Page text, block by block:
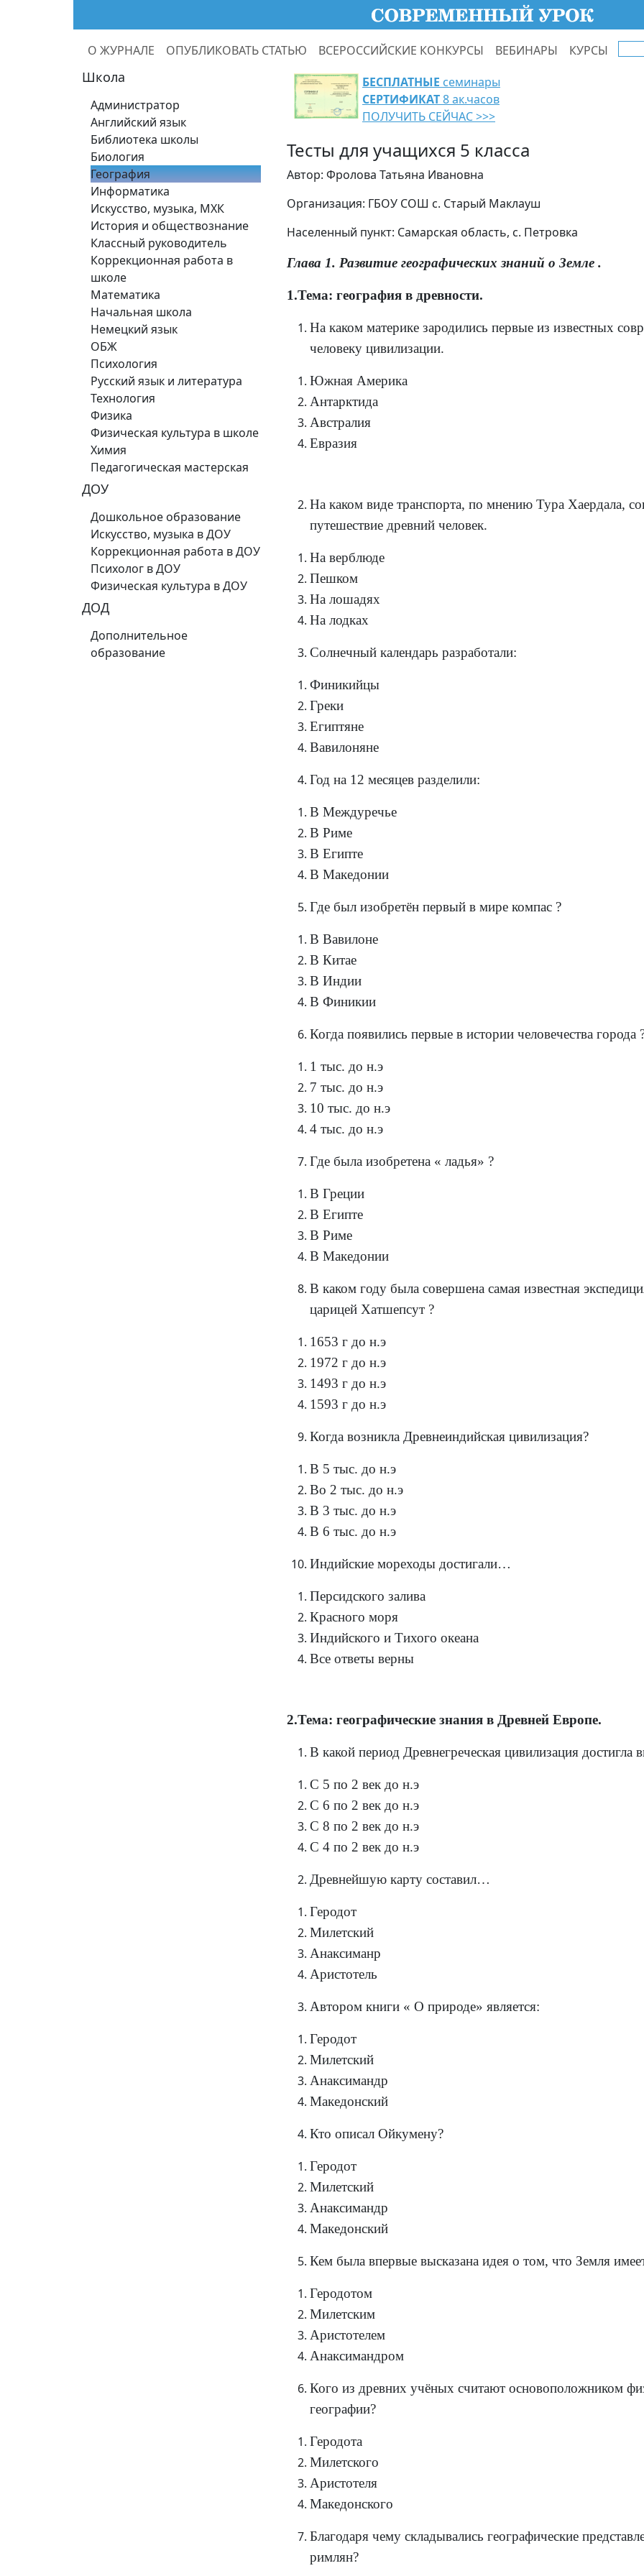
О ЖУРНАЛЕ ОПУБЛИКОВАТЬ СТАТЬЮ ВСЕРОССИЙСКИЕ КОНКУРСЫ ВЕБИНАРЫ КУРСЫ
Школа
Администратор
Английский язык
Библиотека школы
Биология
География
Информатика
Искусство, музыка, МХК
История и обществознание
Классный руководитель
Коррекционная работа в
школе
Математика
Начальная школа
Немецкий язык
ОБЖ
Психология
Русский язык и литература
Технология
Физика
Физическая культура в школе
Химия
Педагогическая мастерская
ДОУ
Дошкольное образование
Искусство, музыка в ДОУ
Коррекционная работа в ДОУ
Психолог в ДОУ
Физическая культура в ДОУ
ДОД
Дополнительное
образование
БЕСПЛАТНЫЕ семинары
СЕРТИФИКАТ8 ак.часов
ПОЛУЧИТЬ СЕЙЧАС >>>
Тесты для учащихся 5 класса
Автор: Фролова Татьяна Ивановна
Организация: ГБОУ СОШ с. Старый Маклауш
Населенный пункт: Самарская область, с. Петровка
Глава 1. Развитие географических знаний о Земле .
1.Тема: география в древности.
На каком материке зародились первые из известных
человеку цивилизации.
Южная Америка
Антарктида
Австралия
Евразия
На каком виде транспорта, по мнению Тура Хаердала,
путешествие древний человек.
На верблюде
Пешком
На лошадях
На лодках
Солнечный календарь разработали:
Финикийцы
Греки
Египтяне
Вавилоняне
Год на 12 месяцев разделили:
В Междуречье
В Риме
В Египте
В Македонии
Где был изобретён первый в мире компас ?
В Вавилоне
В Китае
В Индии
В Финикии
Когда появились первые в истории человечества города
1 тыс. до н.э
7 тыс. до н.э
10 тыс. до н.э
4 тыс. до н.э
Где была изобретена « ладья» ?
В Греции
В Египте
В Риме
В Македонии
В каком году была совершена самая известная
царицей Хатшепсут ?
1653 г до н.э
1972 г до н.э
1493 г до н.э
1593 г до н.э
Когда возникла Древнеиндийская цивилизация?
В 5 тыс. до н.э
Во 2 тыс. до н.э
В 3 тыс. до н.э
В 6 тыс. до н.э
Индийские мореходы достигали…
Персидского залива
Красного моря
Индийского и Тихого океана
Все ответы верны
2.Тема: географические знания в Древней Европе.
В какой период Древнегреческая цивилизация достигла
С 5 по 2 век до н.э
С 6 по 2 век до н.э
С 8 по 2 век до н.э
С 4 по 2 век до н.э
Древнейшую карту составил…
Геродот
Милетский
Анаксиманр
Аристотель
Автором книги « О природе» является:
Геродот
Милетский
Анаксимандр
Македонский
Кто описал Ойкумену?
Геродот
Милетский
Анаксимандр
Македонский
Кем была впервые высказана идея о том, что Земля
Геродотом
Милетским
Аристотелем
Анаксимандром
Кого из древних учёных считают основоположником
географии?
Геродота
Милетского
Аристотеля
Македонского
Благодаря чему складывались географические
римлян?